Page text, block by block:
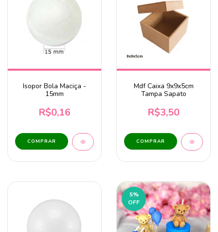
Isopor Bola Maciça -
15mm
R$0,16
Mdf Caixa 9x9x5cm
Tampa Sapato
R$3,50
5%
OFF